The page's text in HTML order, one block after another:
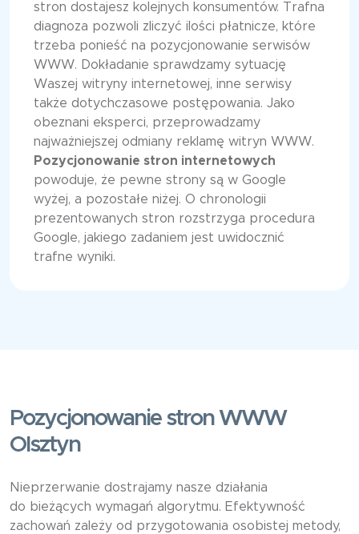
stron dostajesz kolejnych konsumentów. Trafna
diagnoza pozwoli zliczyć ilości płatnicze, które
trzeba ponieść na pozycjonowanie serwisów
WWW. Dokładanie sprawdzamy sytuację
Waszej witryny internetowej, inne serwisy
także dotychczasowe postępowania. Jako
obeznani eksperci, przeprowadzamy
najważniejszej odmiany reklamę witryn WWW.
Pozycjonowanie stron internetowych
powoduje, że pewne strony są w Google
wyżej, a pozostałe niżej. O chronologii
prezentowanych stron rozstrzyga procedura
Google, jakiego zadaniem jest uwidocznić
trafne wyniki.
Pozycjonowanie stron WWW
Olsztyn
Nieprzerwanie dostrajamy nasze działania
do bieżących wymagań algorytmu. Efektywność
zachowań zależy od przygotowania osobistej metody,